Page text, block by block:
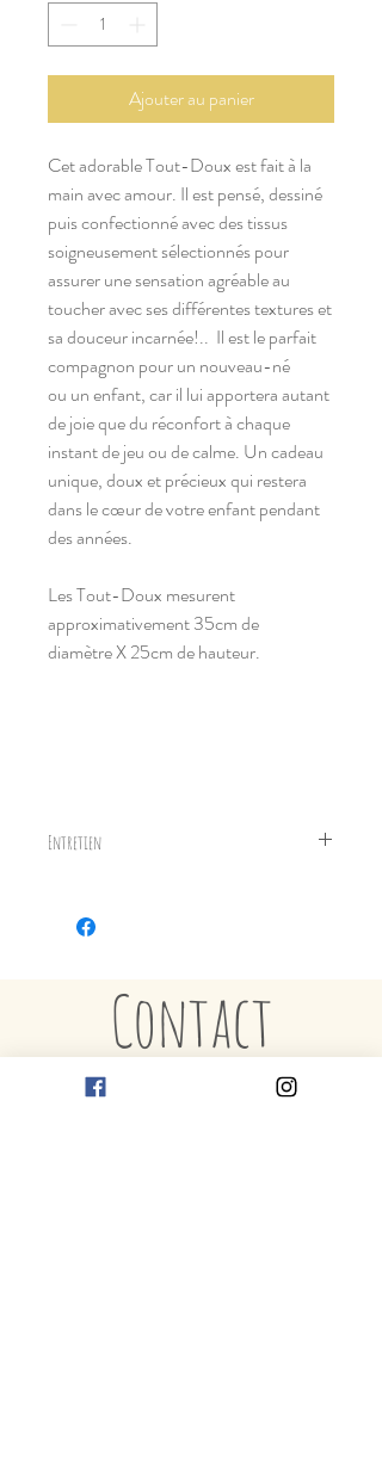
Ajouter au panier
Cet adorable Tout-Doux est fait à la
main avec amour. Il est pensé, dessiné
puis confectionné avec des tissus
soigneusement sélectionnés pour
assurer une sensation agréable au
toucher avec ses différentes textures et
sa douceur incarnée!.. Il est le parfait
compagnon pour un nouveau-né
ou un enfant, car il lui apportera autant
de joie que du réconfort à chaque
instant de jeu ou de calme. Un cadeau
unique, doux et précieux qui restera
dans le cœur de votre enfant pendant
des années.
Les Tout-Doux mesurent
approximativement 35cm de
diamètre X 25cm de hauteur.
Entretien
poupons.
main dans le but de le préserver le plus
longtemps possible, mais il est possible de
le mettre dans la machine à laver au cycle
délicat sans problème. Pour conserver les
Contact